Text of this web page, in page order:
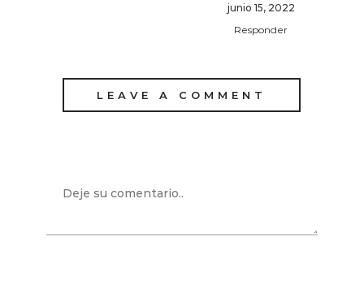
junio 15, 2022
Responder
LEAVE A COMMENT